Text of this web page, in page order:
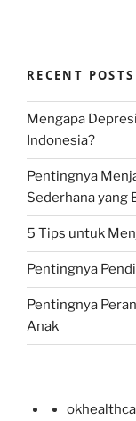
RECENT POSTS
Mengapa
Indonesia?
Pentingnya
Sederhana yang
5 Tips untuk
Pentingnya
Pentingnya
Anak